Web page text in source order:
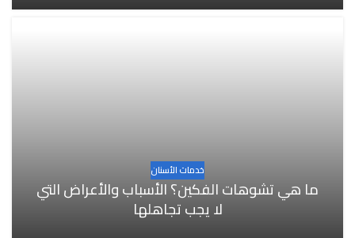
خدمات الأسنان
ما هي تشوهات الفكين؟ الأسباب والأعراض التي
لا يجب تجاهلها